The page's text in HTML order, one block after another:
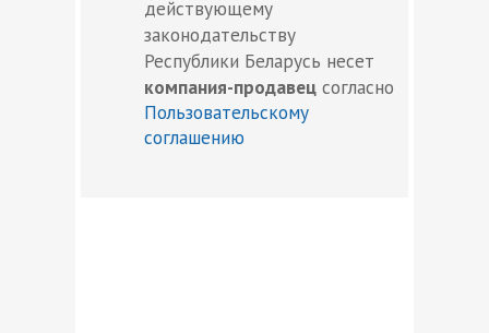
действующему
законодательству
Республики Беларусь несет
компания-продавец согласно
Пользовательскому
соглашению